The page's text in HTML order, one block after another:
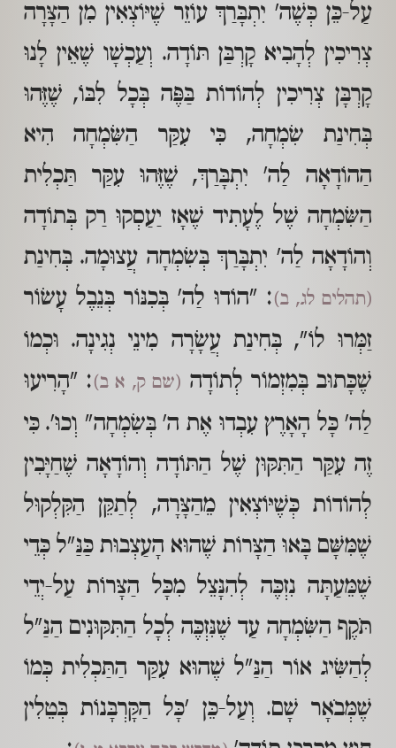
עַל-כֵּן כְּשֶׁה' יִתְבָּרַךְ עוֹזֵר שֶׁיּוֹצְאִין מִן הַצָּרָה
צְרִיכִין לְהָבִיא קָרְבַּן תּוֹדָה. וְעַכְשָׁו שֶׁאֵין לָנוּ
קָרְבָּן צְרִיכִין לְהוֹדוֹת בַּפֶּה בְּכָל לִבּוֹ, שֶׁזֶּהוּ
בְּחִינַת שִׂמְחָה, כִּי עִקַּר הַשִּׂמְחָה הִיא
הַהוֹדָאָה לַה' יִתְבָּרַךְ, שֶׁזֶּהוּ עִקַּר תַּכְלִית
הַשִּׂמְחָה שֶׁל לֶעָתִיד שֶׁאָז יַעַסְקוּ רַק בְּתוֹדָה
וְהוֹדָאָה לַה' יִתְבָּרַךְ בְּשִׂמְחָה עֲצוּמָה. בְּחִינַת
(תהלים לג, ב): "הוֹדוּ לַה' בְּכִנּוֹר בְּנֵבֶל עָשׂוֹר
זַמְּרוּ לוֹ", בְּחִינַת עֲשָׂרָה מִינֵי נְגִינָה. וּכְמוֹ
שֶׁכָּתוּב בְּמִזְמוֹר לְתוֹדָה (שם ק, א ב): "הָרִיעוּ
לַה' כָּל הָאָרֶץ עִבְדוּ אֶת ה' בְּשִׂמְחָה" וְכוּ'. כִּי
זֶה עִקַּר הַתִּקּוּן שֶׁל הַתּוֹדָה וְהוֹדָאָה שֶׁחַיָּבִין
לְהוֹדוֹת כְּשֶׁיּוֹצְאִין מֵהַצָּרָה, לְתַקֵּן הַקִּלְקוּל
שֶׁמִּשָּׁם בָּאוּ הַצָּרוֹת שֶׁהוּא הָעַצְבוּת כַּנַּ"ל כְּדֵי
שֶׁמֵּעַתָּה נִזְכֶּה לְהִנָּצֵל מִכָּל הַצָּרוֹת עַל-יְדֵי
תֹּקֶף הַשִּׂמְחָה עַד שֶׁנִּזְכֶּה לְכָל הַתִּקּוּנִים הַנַּ"ל
לְהַשִּׂיג אוֹר הַנַּ"ל שֶׁהוּא עִקַּר הַתַּכְלִית כְּמוֹ
שֶׁמְּבֹאָר שָׁם. וְעַל-כֵּן 'כָּל הַקָּרְבָּנוֹת בְּטֵלִין